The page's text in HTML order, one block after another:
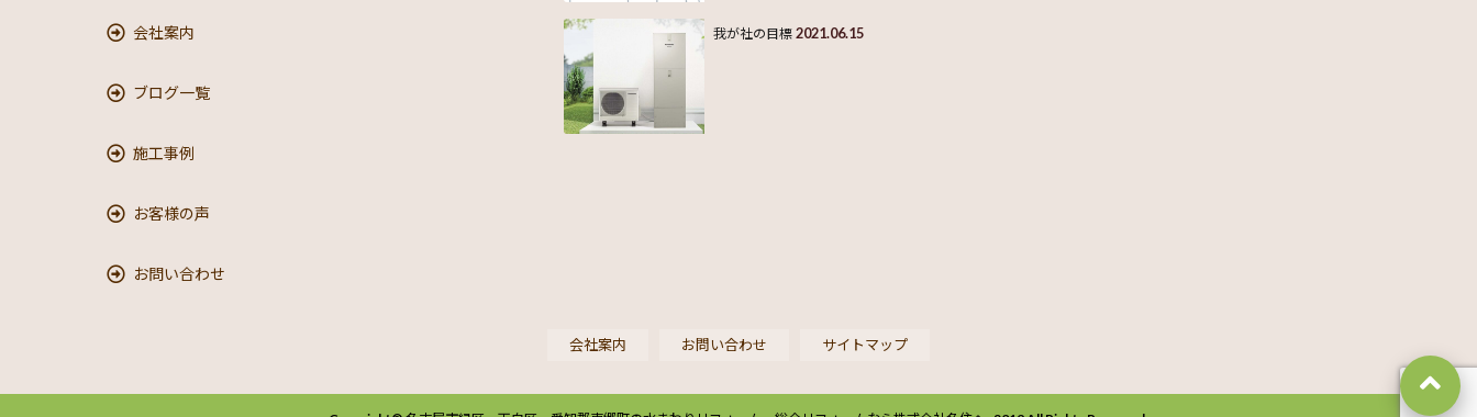
会社案内
ブログ一覧
施工事例
お客様の声
お問い合わせ
我が社の目標 2021.06.15
会社案内 お問い合わせ サイトマップ